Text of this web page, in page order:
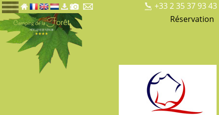
+33 2 35 37 93 43
Réservation